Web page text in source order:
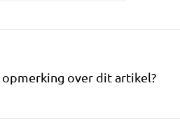
over dit artikel?